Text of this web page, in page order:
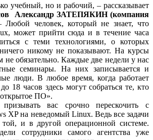
учебный, но и рабочий, – рассказывает
Александр ЗАТЕПЯКИН (компания
Любой человек, который не знает, что
может прийти сюда и в течение часа
с теми технологиями, о которых
никому не показывают. На курсы
не обязательно. Каждые две недели у нас
семинары. На них записывается и
люди. В любое время, когда работает
18 часов здесь могут собраться те, кто
открытое ПО».
вас срочно перескочить с
XP на неведомый Linux. Ведь все задачи
и в другой операционной системе.
сотрудники самого агентства уже